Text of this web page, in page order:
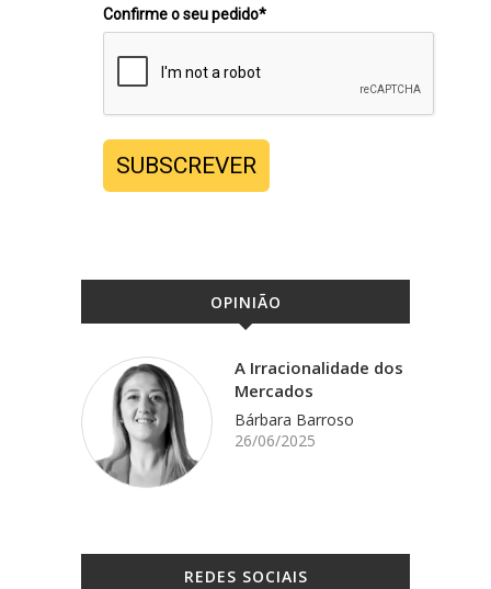
Confirme o seu pedido*
SUBSCREVER
OPINIÃO
A Irracionalidade dos
Mercados
Bárbara Barroso
26/06/2025
REDES SOCIAIS